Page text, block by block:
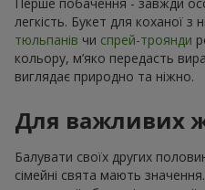
Перше побачення - завжди
легкість. Букет для коханої з
тюльпанів чи спрей-троянди
кольору, м’яко передасть
виглядає природно та ніжно.
Для важливих
Балувати своїх других
сімейні свята мають